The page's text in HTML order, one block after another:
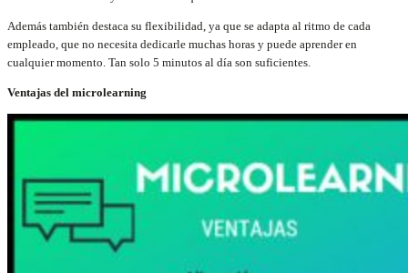
Además también destaca su flexibilidad, ya que se adapta al ritmo de cada
empleado, que no necesita dedicarle muchas horas y puede aprender en
cualquier momento. Tan solo 5 minutos al día son suficientes.
Ventajas del microlearning